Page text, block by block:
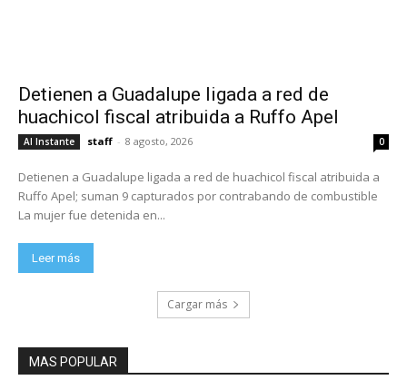
Detienen a Guadalupe ligada a red de
huachicol fiscal atribuida a Ruffo Apel
Al Instante staff - 8 agosto, 2026 0
Detienen a Guadalupe ligada a red de huachicol fiscal atribuida a
Ruffo Apel; suman 9 capturados por contrabando de combustible
La mujer fue detenida en...
Leer más
Cargar más
MAS POPULAR